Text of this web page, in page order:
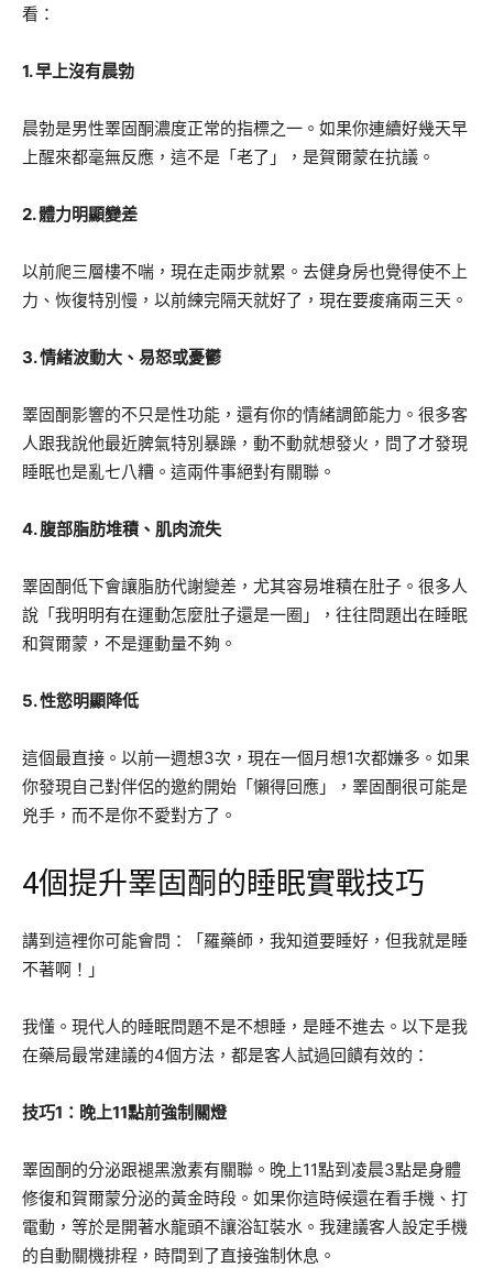
看：
1. 早上沒有晨勃
晨勃是男性睪固酮濃度正常的指標之一。如果你連續好幾天早
上醒來都毫無反應，這不是「老了」，是賀爾蒙在抗議。
2. 體力明顯變差
以前爬三層樓不喘，現在走兩步就累。去健身房也覺得使不上
力、恢復特別慢，以前練完隔天就好了，現在要痠痛兩三天。
3. 情緒波動大、易怒或憂鬱
睪固酮影響的不只是性功能，還有你的情緒調節能力。很多客
人跟我說他最近脾氣特別暴躁，動不動就想發火，問了才發現
睡眠也是亂七八糟。這兩件事絕對有關聯。
4. 腹部脂肪堆積、肌肉流失
睪固酮低下會讓脂肪代謝變差，尤其容易堆積在肚子。很多人
說「我明明有在運動怎麼肚子還是一圈」，往往問題出在睡眠
和賀爾蒙，不是運動量不夠。
5. 性慾明顯降低
這個最直接。以前一週想3次，現在一個月想1次都嫌多。如果
你發現自己對伴侶的邀約開始「懶得回應」，睪固酮很可能是
兇手，而不是你不愛對方了。
4個提升睪固酮的睡眠實戰技巧
講到這裡你可能會問：「羅藥師，我知道要睡好，但我就是睡
不著啊！」
我懂。現代人的睡眠問題不是不想睡，是睡不進去。以下是我
在藥局最常建議的4個方法，都是客人試過回饋有效的：
技巧1：晚上11點前強制關燈
睪固酮的分泌跟褪黑激素有關聯。晚上11點到凌晨3點是身體
修復和賀爾蒙分泌的黃金時段。如果你這時候還在看手機、打
電動，等於是開著水龍頭不讓浴缸裝水。我建議客人設定手機
的自動關機排程，時間到了直接強制休息。